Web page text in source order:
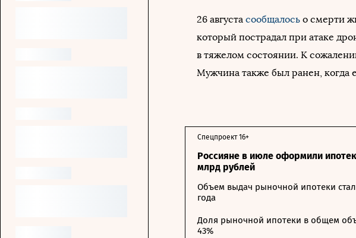
26 августа сообщалось о смерти
который пострадал при атаке
в тяжелом состоянии. К
Мужчина также был ранен, когда
Россияне в июле оформили
млрд рублей
Спецпроект 16+
Объем выдач рыночной ипотеки
года
Доля рыночной ипотеки в общем
43%